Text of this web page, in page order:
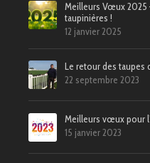
Meilleurs Vœux 2025
taupinières !
12 janvier 2025
Le retour des taupes
22 septembre 2023
Meilleurs vœux pour
15 janvier 2023